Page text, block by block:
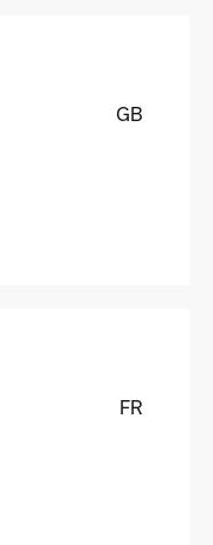
GB
FR